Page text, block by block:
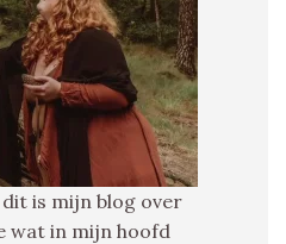
dit is mijn blog over
wat in mijn hoofd